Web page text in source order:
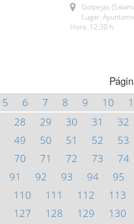
Golpejas
Lugar:
Hora: 12:30 h.
5 6 7 8 9 10
28 29 30 31 32
49 50 51 52 53
70 71 72 73 74
91 92 93 94 95
110 111 112 113
127 128 129 130